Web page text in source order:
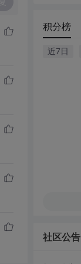
积分榜
近7日
社区公告